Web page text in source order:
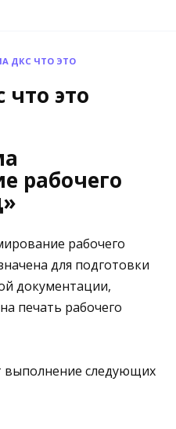
ДКС ЧТО ЭТО
это
рабочего
рабочего
для подготовки
документации,
печать рабочего
выполнение следующих